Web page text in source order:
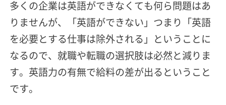
多くの企業は英語ができなくても何ら問題はあ
りませんが、「英語ができない」つまり「英語
を必要とする仕事は除外される」ということに
なるので、就職や転職の選択肢は必然と減りま
す。英語力の有無で給料の差が出るということ
です。